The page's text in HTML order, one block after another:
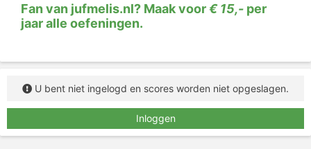
Fan van jufmelis.nl? Maak voor€ 15,- per
jaar alle oefeningen.
U bent niet ingelogd en scores worden niet opgeslagen.
Inloggen